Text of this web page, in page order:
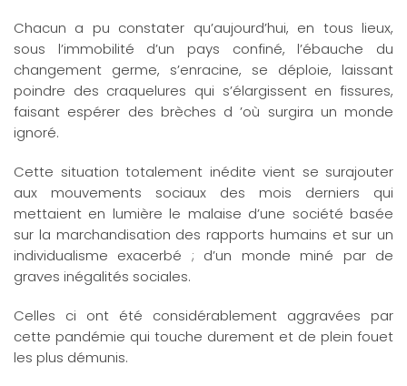
Chacun a pu constater qu’aujourd’hui, en tous lieux,
sous l’immobilité d’un pays confiné, l’ébauche du
changement germe, s’enracine, se déploie, laissant
poindre des craquelures qui s’élargissent en fissures,
faisant espérer des brèches d ’où surgira un monde
ignoré.
Cette situation totalement inédite vient se surajouter
aux mouvements sociaux des mois derniers qui
mettaient en lumière le malaise d’une société basée
sur la marchandisation des rapports humains et sur un
individualisme exacerbé ; d’un monde miné par de
graves inégalités sociales.
Celles ci ont été considérablement aggravées par
cette pandémie qui touche durement et de plein fouet
les plus démunis.